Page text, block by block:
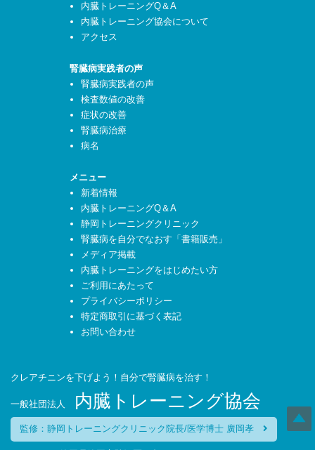
内臓トレーニングQ＆A
内臓トレーニング協会について
アクセス
腎臓病実践者の声
腎臓病実践者の声
検査数値の改善
症状の改善
腎臓病治療
病名
メニュー
新着情報
内臓トレーニングQ＆A
静岡トレーニングクリニック
腎臓病を自分でなおす「書籍販売」
メディア掲載
内臓トレーニングをはじめたい方
ご利用にあたって
プライバシーポリシー
特定商取引に基づく表記
お問い合わせ
クレアチニンを下げよう！自分で腎臓病を治す！
一般社団法人 内臓トレーニング協会
監修：静岡トレーニングクリニック院長/医学博士 廣岡孝